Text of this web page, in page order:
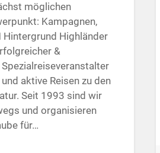
möglichen
Kampagnen,
Hintergrund Highländer
&
aktive Reisen zu den
Seit 1993 sind wir
und organisieren
für…